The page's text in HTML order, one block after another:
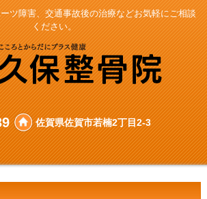
ツ障害、交通事故後の治療などお気軽にご相談
ください。
佐賀県佐賀市若楠2丁目2-3